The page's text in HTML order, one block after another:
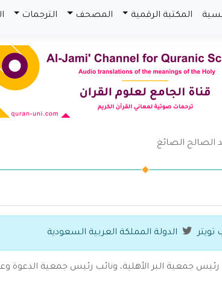
المكتبة الرقمية المصحف الترجمات
الصالح الصائغ
الدولة المملكة العربية السعودية
رئيس جمعية البر الأهلية، ونائب رئيس جمعية